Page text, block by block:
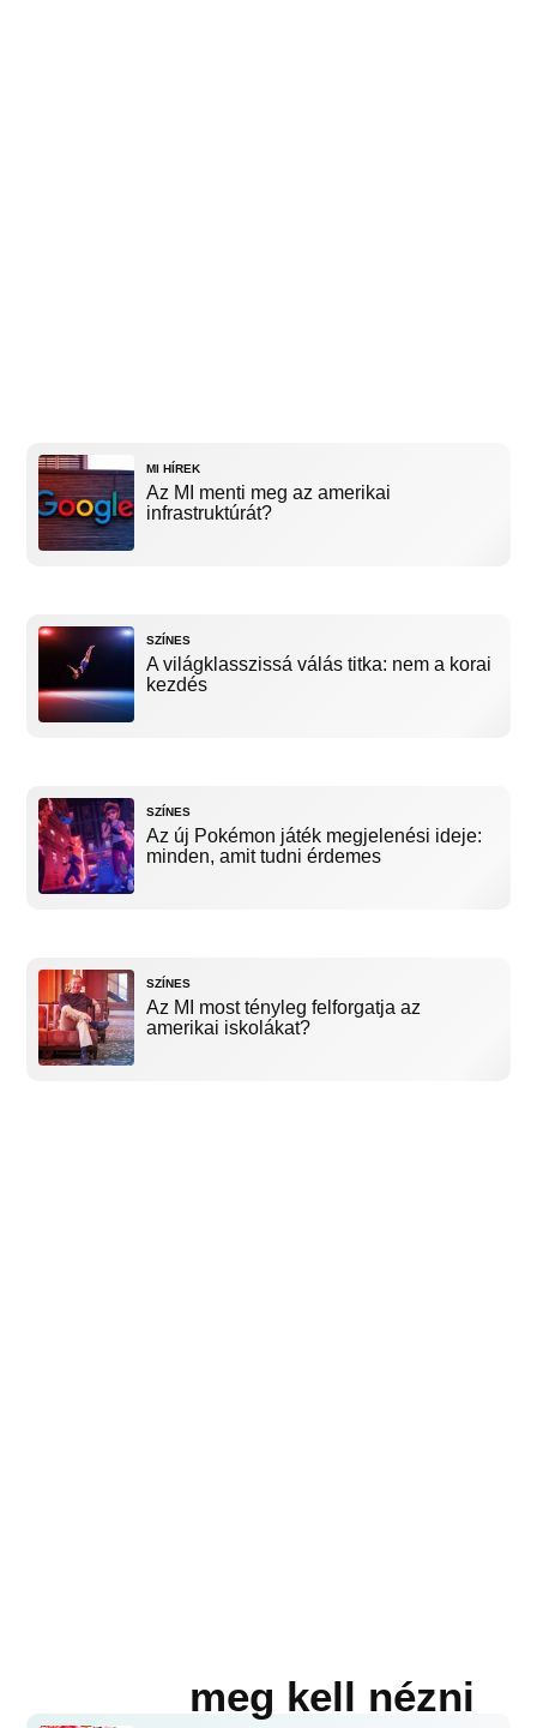
MI HÍREK
Az MI menti meg az amerikai
infrastruktúrát?
SZÍNES
A világklasszissá válás titka: nem a korai
kezdés
SZÍNES
Az új Pokémon játék megjelenési ideje:
minden, amit tudni érdemes
SZÍNES
Az MI most tényleg felforgatja az
amerikai iskolákat?
meg kell nézni